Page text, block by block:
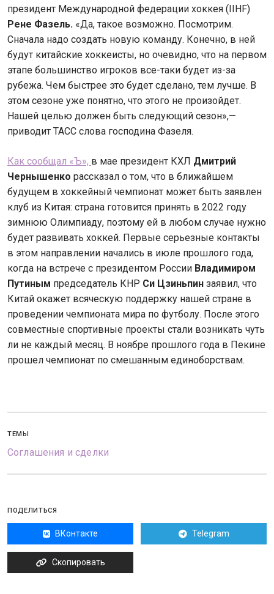
президент Международной федерации хоккея (IIHF)
Рене Фазель. «Да, такое возможно. Посмотрим.
Сначала надо создать новую команду. Конечно, в ней
будут китайские хоккеисты, но очевидно, что на первом
этапе большинство игроков все-таки будет из-за
рубежа. Чем быстрее это будет сделано, тем лучше. В
этом сезоне уже понятно, что этого не произойдет.
Нашей целью должен быть следующий сезон»,—
приводит ТАСС слова господина Фазеля.
Как сообщал «Ъ», в мае президент КХЛ Дмитрий
Чернышенко рассказал о том, что в ближайшем
будущем в хоккейный чемпионат может быть заявлен
клуб из Китая: страна готовится принять в 2022 году
зимнюю Олимпиаду, поэтому ей в любом случае нужно
будет развивать хоккей. Первые серьезные контакты
в этом направлении начались в июле прошлого года,
когда на встрече с президентом России Владимиром
Путиным председатель КНР Си Цзиньпин заявил, что
Китай окажет всяческую поддержку нашей стране в
проведении чемпионата мира по футболу. После этого
совместные спортивные проекты стали возникать чуть
ли не каждый месяц. В ноябре прошлого года в Пекине
прошел чемпионат по смешанным единоборствам.
ТЕМЫ
Соглашения и сделки
ПОДЕЛИТЬСЯ
ВКонтакте Telegram
Скопировать